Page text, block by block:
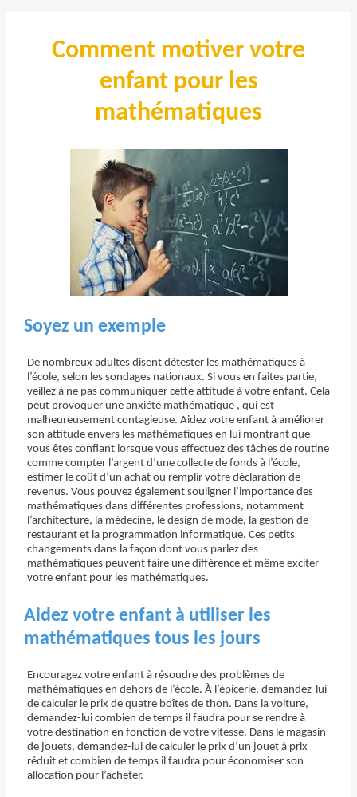
Comment motiver votre
enfant pour les
mathématiques
Soyez un exemple
De nombreux adultes disent détester les mathématiques à
l’école, selon les sondages nationaux. Si vous en faites partie,
veillez à ne pas communiquer cette attitude à votre enfant. Cela
peut provoquer une anxiété mathématique , qui est
malheureusement contagieuse. Aidez votre enfant à améliorer
son attitude envers les mathématiques en lui montrant que
vous êtes confiant lorsque vous effectuez des tâches de routine
comme compter l’argent d’une collecte de fonds à l’école,
estimer le coût d’un achat ou remplir votre déclaration de
revenus. Vous pouvez également souligner l’importance des
mathématiques dans différentes professions, notamment
l’architecture, la médecine, le design de mode, la gestion de
restaurant et la programmation informatique. Ces petits
changements dans la façon dont vous parlez des
mathématiques peuvent faire une différence et même exciter
votre enfant pour les mathématiques.
Aidez votre enfant à utiliser les
mathématiques tous les jours
Encouragez votre enfant à résoudre des problèmes de
mathématiques en dehors de l’école. À l’épicerie, demandez-lui
de calculer le prix de quatre boîtes de thon. Dans la voiture,
demandez-lui combien de temps il faudra pour se rendre à
votre destination en fonction de votre vitesse. Dans le magasin
de jouets, demandez-lui de calculer le prix d’un jouet à prix
réduit et combien de temps il faudra pour économiser son
allocation pour l’acheter.